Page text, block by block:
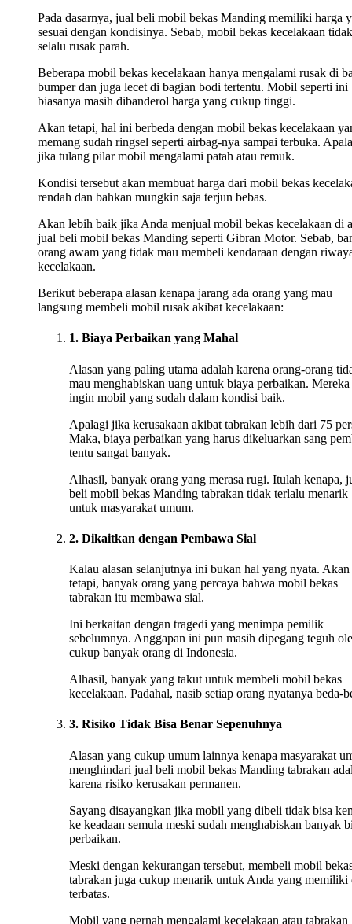
Pada dasarnya, jual beli mobil bekas Manding memiliki harga
sesuai dengan kondisinya. Sebab, mobil bekas kecelakaan tidak
selalu rusak parah.
Beberapa mobil bekas kecelakaan hanya mengalami rusak di
bumper dan juga lecet di bagian bodi tertentu. Mobil seperti ini
biasanya masih dibanderol harga yang cukup tinggi.
Akan tetapi, hal ini berbeda dengan mobil bekas kecelakaan
memang sudah ringsel seperti airbag-nya sampai terbuka.
jika tulang pilar mobil mengalami patah atau remuk.
Kondisi tersebut akan membuat harga dari mobil bekas
rendah dan bahkan mungkin saja terjun bebas.
Akan lebih baik jika Anda menjual mobil bekas kecelakaan di
jual beli mobil bekas Manding seperti Gibran Motor. Sebab,
orang awam yang tidak mau membeli kendaraan dengan
kecelakaan.
Berikut beberapa alasan kenapa jarang ada orang yang mau
langsung membeli mobil rusak akibat kecelakaan:
1. Biaya Perbaikan yang Mahal
Alasan yang paling utama adalah karena orang-orang
mau menghabiskan uang untuk biaya perbaikan. Mereka
ingin mobil yang sudah dalam kondisi baik.
Apalagi jika kerusakaan akibat tabrakan lebih dari 75
Maka, biaya perbaikan yang harus dikeluarkan sang
tentu sangat banyak.
Alhasil, banyak orang yang merasa rugi. Itulah kenapa,
beli mobil bekas Manding tabrakan tidak terlalu menarik
untuk masyarakat umum.
2. Dikaitkan dengan Pembawa Sial
Kalau alasan selanjutnya ini bukan hal yang nyata. Akan
tetapi, banyak orang yang percaya bahwa mobil bekas
tabrakan itu membawa sial.
Ini berkaitan dengan tragedi yang menimpa pemilik
sebelumnya. Anggapan ini pun masih dipegang teguh
cukup banyak orang di Indonesia.
Alhasil, banyak yang takut untuk membeli mobil bekas
kecelakaan. Padahal, nasib setiap orang nyatanya beda-
3. Risiko Tidak Bisa Benar Sepenuhnya
Alasan yang cukup umum lainnya kenapa masyarakat
menghindari jual beli mobil bekas Manding tabrakan
karena risiko kerusakan permanen.
Sayang disayangkan jika mobil yang dibeli tidak bisa
ke keadaan semula meski sudah menghabiskan banyak
perbaikan.
Meski dengan kekurangan tersebut, membeli mobil
tabrakan juga cukup menarik untuk Anda yang memiliki
terbatas.
Mobil yang pernah mengalami kecelakaan atau tabrakan